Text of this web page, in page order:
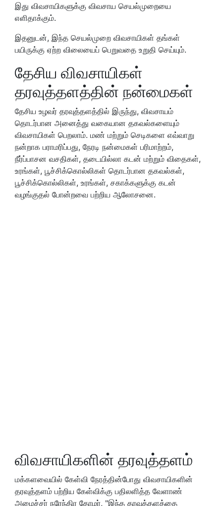
இது விவசாயிகளுக்கு விவசாய செயல்முறையை
எளிதாக்கும்.
இதனுடன், இந்த செயல்முறை விவசாயிகள் தங்கள்
பயிருக்கு ஏற்ற விலையைப் பெறுவதை உறுதி செய்யும்.
தேசிய விவசாயிகள்
தரவுத்தளத்தின் நன்மைகள்
தேசிய உழவர் தரவுத்தளத்தில் இருந்து, விவசாயம்
தொடர்பான அனைத்து வகையான தகவல்களையும்
விவசாயிகள் பெறலாம். மண் மற்றும் செடிகளை எவ்வாறு
நன்றாக பராமரிப்பது, நேரடி நன்மைகள் பரிமாற்றம்,
நீர்ப்பாசன வசதிகள், தடையில்லா கடன் மற்றும் விதைகள்,
உரங்கள், பூச்சிக்கொல்லிகள் தொடர்பான தகவல்கள்,
பூச்சிக்கொல்லிகள், உரங்கள், சகாக்களுக்கு கடன்
வழங்குதல் போன்றவை பற்றிய ஆலோசனை.
விவசாயிகளின் தரவுத்தளம்
மக்களவையில் கேள்வி நேரத்தின்போது விவசாயிகளின்
தரவுத்தளம் பற்றிய கேள்விக்கு பதிலளித்த வேளாண்
அமைச்சர் நரேந்திர தோமர், "இந்த தரவுத்தளத்தை